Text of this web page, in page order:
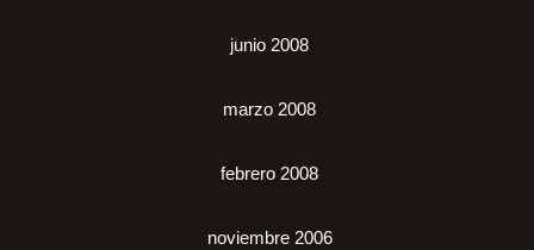
junio 2008
marzo 2008
febrero 2008
noviembre 2006